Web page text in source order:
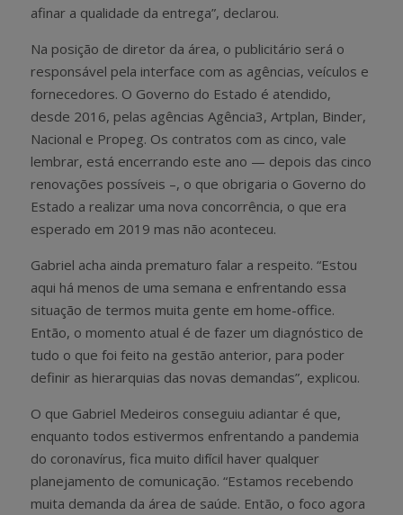
afinar a qualidade da entrega”, declarou.
Na posição de diretor da área, o publicitário será o
responsável pela interface com as agências, veículos e
fornecedores. O Governo do Estado é atendido,
desde 2016, pelas agências Agência3, Artplan, Binder,
Nacional e Propeg. Os contratos com as cinco, vale
lembrar, está encerrando este ano — depois das cinco
renovações possíveis –, o que obrigaria o Governo do
Estado a realizar uma nova concorrência, o que era
esperado em 2019 mas não aconteceu.
Gabriel acha ainda prematuro falar a respeito. “Estou
aqui há menos de uma semana e enfrentando essa
situação de termos muita gente em home-office.
Então, o momento atual é de fazer um diagnóstico de
tudo o que foi feito na gestão anterior, para poder
definir as hierarquias das novas demandas”, explicou.
O que Gabriel Medeiros conseguiu adiantar é que,
enquanto todos estivermos enfrentando a pandemia
do coronavírus, fica muito difícil haver qualquer
planejamento de comunicação. “Estamos recebendo
muita demanda da área de saúde. Então, o foco agora